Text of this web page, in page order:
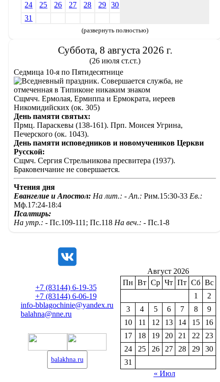
24
25 26 27 28 29
30
31
(развернуть полностью)
Суббота, 8 августа 2026 г.
(26 июля ст.ст.)
Седмица 10-я по Пятидесятнице
Сщмчч. Ермолая, Ермиппа и Ермократа, иереев
Никомидийских (ок. 305)
День памяти святых:
Прмц. Параскевы (138-161). Прп. Моисея Угрина,
Печерского (ок. 1043).
День памяти исповедников и новомучеников Церкви
Русской:
Сщмч. Сергия Стрельникова пресвитера (1937).
Браковенчание не совершается.
Чтения дня
Евангелие и Апостол: На лит.: - Ап.: Рим.15:30-33 Ев.:
Мф.17:24-18:4
Псалтирь:
На утр.: - Пс.109-111; Пс.118 На веч.: - Пс.1-8
+7 (83144) 6-19-35
+7 (83144) 6-06-19
info-bblagochinie@yandex.ru
balahna@nne.ru
balakhna.ru
Август 2026
Пн Вт Ср Чт Пт Сб Вс
1
2
3
4 5 6 7 8
9
10
11 12 13 14 15
16
17
18 19 20 21 22
23
24
25 26 27 28 29
30
31
« Июл